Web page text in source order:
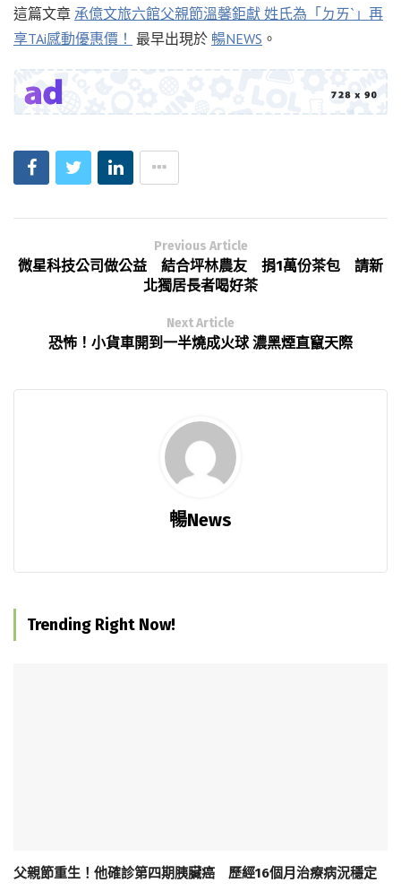
這篇文章 承億文旅六館父親節溫馨鉅獻 姓氏為「ㄉㄞˋ」再
享TAi感動優惠價！ 最早出現於 暢NEWS 。
Previous Article
微星科技公司做公益 結合坪林農友 捐1萬份茶包 請新
北獨居長者喝好茶
Next Article
恐怖！小貨車開到一半燒成火球 濃黑煙直竄天際
暢News
Trending Right Now!
父親節重生！他確診第四期胰臟癌 歷經16個月治療病況穩定